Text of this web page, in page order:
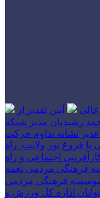
آیین تقدیر از
رشیدیان مدیر شبکه
نشانه تداوم حرکت
فروغ نور ولایت، راه
اجتماعی و راه
فرهنگی مردمی نغمه
موسسه فرهنگی مردمی
اداره کل ورزش و